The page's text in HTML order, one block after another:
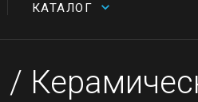
КАТАЛОГ
/